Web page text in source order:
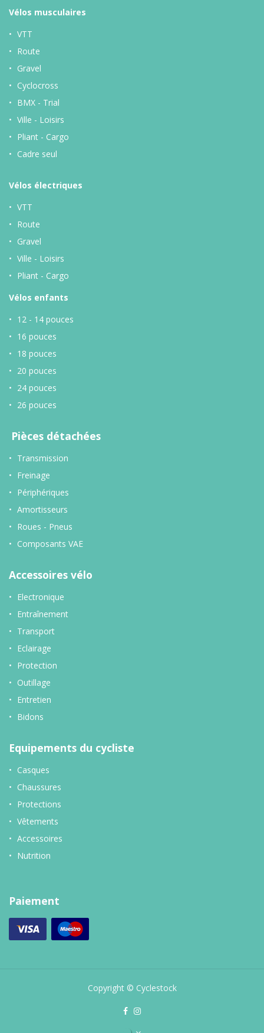
Vélos musculaires
VTT
Route
Gravel
Cyclocross
BMX - Trial
Ville - Loisirs
Pliant - Cargo
Cadre seul
Vélos électriques
VTT
Route
Gravel
Ville - Loisirs
Pliant - Cargo
Vélos enfants
12 - 14 pouces
16 pouces
18 pouces
20 pouces
24 pouces
26 pouces
Pièces détachées
Transmission
Freinage
Périphériques
Amortisseurs
Roues - Pneus
Composants VAE
Accessoires vélo
Electronique
Entraînement
Transport
Eclairage
Protection
Outillage
Entretien
Bidons
Equipements du cycliste
Casques
Chaussures
Protections
Vêtements
Accessoires
Nutrition
Paiement
Copyright © Cyclestock